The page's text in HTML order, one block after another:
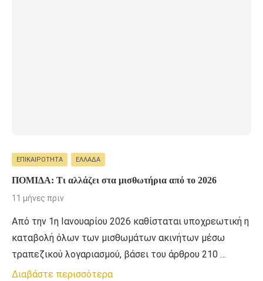
ΕΠΙΚΑΙΡΌΤΗΤΑ ΕΛΛΆΔΑ
ΠΟΜΙΔΑ: Τι αλλάζει στα μισθωτήρια από το 2026
11 μήνες πριν
Από την 1η Ιανουαρίου 2026 καθίσταται υποχρεωτική η
καταβολή όλων των μισθωμάτων ακινήτων μέσω
τραπεζικού λογαριασμού, βάσει του άρθρου 210 …
Διαβάστε περισσότερα